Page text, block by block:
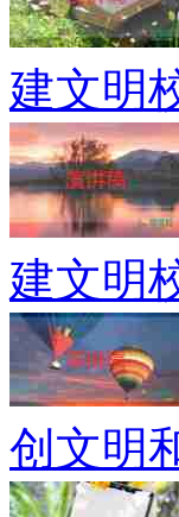
建文明
建文明
创文明